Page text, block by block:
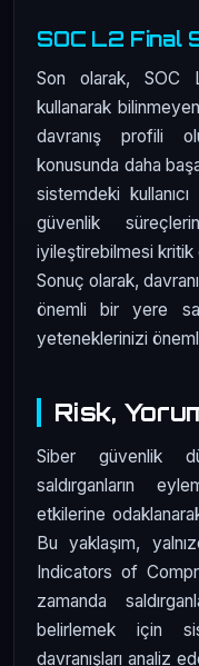
SOC L2 Final
Son olarak, SOC
kullanarak
davranış profili
konusunda daha
sistemdeki
güvenlik
iyileştirebilmesi kritik
Sonuç olarak,
önemli bir yere
yeteneklerinizi
Risk,
Siber güvenlik
saldırganların
etkilerine
Bu yaklaşım,
Indicators of
zamanda
belirlemek için
davranışları analiz